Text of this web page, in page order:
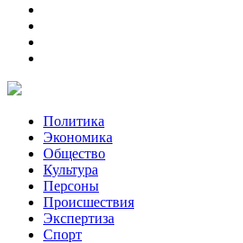
Политика
Экономика
Общество
Культура
Персоны
Происшествия
Экспертиза
Спорт